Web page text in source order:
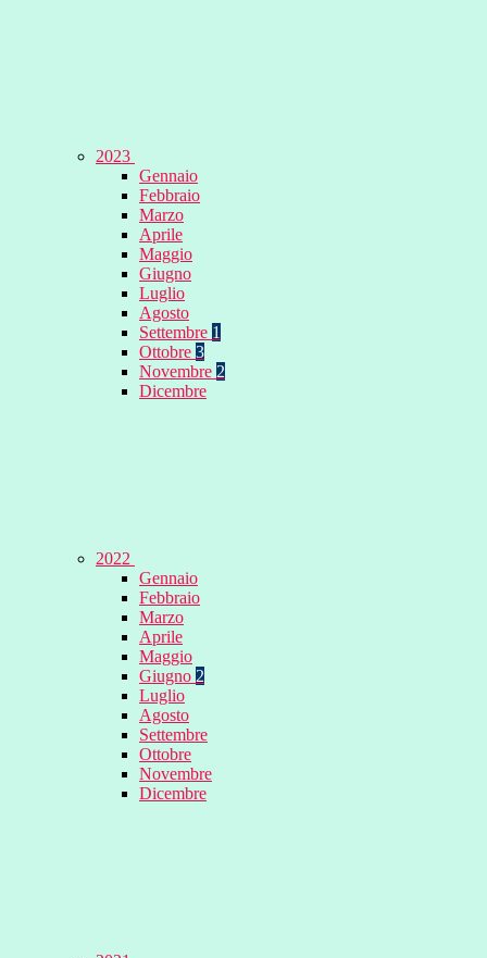
2023
Gennaio
Febbraio
Marzo
Aprile
Maggio
Giugno
Luglio
Agosto
Settembre 1
Ottobre 3
Novembre 2
Dicembre
2022
Gennaio
Febbraio
Marzo
Aprile
Maggio
Giugno 2
Luglio
Agosto
Settembre
Ottobre
Novembre
Dicembre